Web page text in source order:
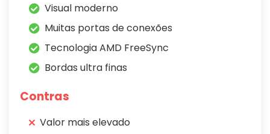
Visual moderno
Muitas portas de conexões
Tecnologia AMD FreeSync
Bordas ultra finas
Contras
Valor mais elevado